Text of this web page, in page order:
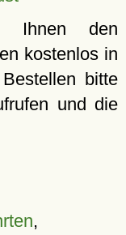
Ihnen den
kostenlos in
bitte
und die
,